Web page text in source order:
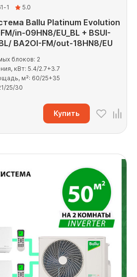
1 5.0
Ballu Platinum Evolution
in-09HN8/EU_BL + BSUI-
BA2OI-FM/out-18HN8/EU
блоков: 2
кВт: 5.4/2.7+3.7
м²: 60/25+35
25/30
Купить